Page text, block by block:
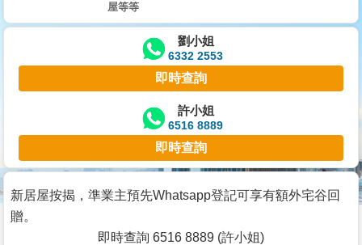
交
業
主
宅
谷
按
屋等等
劉小姐
6332 2553
即時查詢
許小姐
6516 8889
即時查詢
新居屋按揭，準業主預先Whatsapp登記可享有額外宅谷回
贈。
即時查詢 6516 8889 (許小姐)